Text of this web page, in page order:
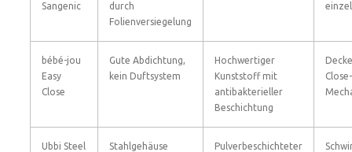
Sangenic
durch
Folienversiegelung
bébé-jou
Easy
Close
Gute Abdichtung,
kein Duftsystem
Hochwertiger
Kunststoff mit
antibakterieller
Beschichtung
Close-
Ubbi Steel
Stahlgehäuse
Pulverbeschichteter